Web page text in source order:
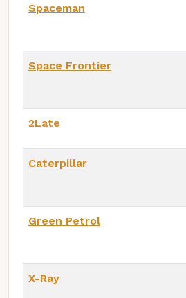
Spaceman
Space Frontier
2Late
Caterpillar
Green Petrol
X-Ray